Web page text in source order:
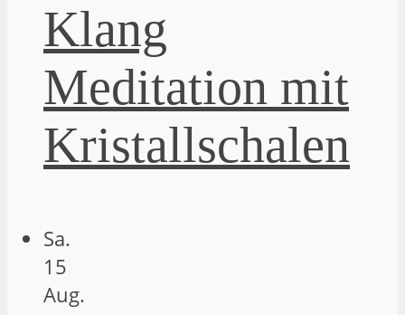
Klang
Meditation mit
Kristallschalen
Sa.
15
Aug.